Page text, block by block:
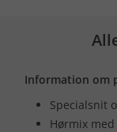
Information om
Specialsnit
Hørmix